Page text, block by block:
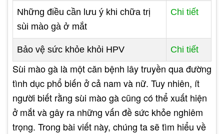
Những điều cần lưu ý khi chữa trị
sùi mào gà ở mắt
Chi tiết
Bảo vệ sức khỏe khỏi HPV Chi tiết
Sùi mào gà là một căn bệnh lây truyền qua đường
tình dục phổ biến ở cả nam và nữ. Tuy nhiên, ít
người biết rằng sùi mào gà cũng có thể xuất hiện
ở mắt và gây ra những vấn đề sức khỏe nghiêm
trọng. Trong bài viết này, chúng ta sẽ tìm hiểu về